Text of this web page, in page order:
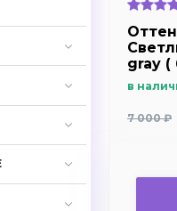
gray (
в
7 000 ₽